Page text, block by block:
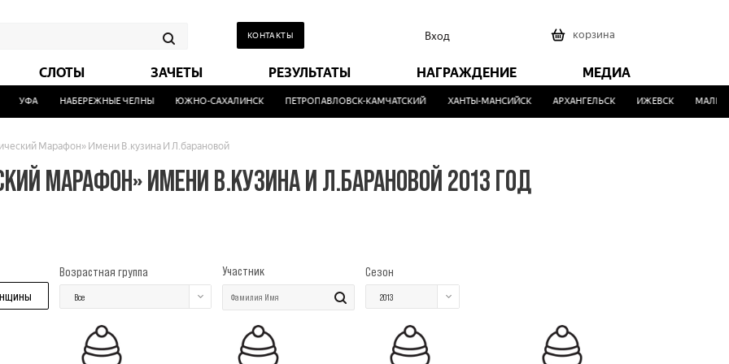
КОНТАКТЫ Вход корзина
СЛОТЫ ЗАЧЕТЫ РЕЗУЛЬТАТЫ НАГРАЖДЕНИЕ МЕДИА
УФА НАБЕРЕЖНЫЕ ЧЕЛНЫ ЮЖНО-САХАЛИНСК ПЕТРОПАВЛОВСК-КАМЧАТСКИЙ ХАНТЫ-МАНСИЙСК АРХАНГЕЛЬСК ИЖЕВСК
Марафон» Имени В.кузина И Л.барановой
МАРАФОН» ИМЕНИ В.КУЗИНА И Л.БАРАНОВОЙ 2013 ГОД
Возрастная группа
Все
Участник Сезон
2013